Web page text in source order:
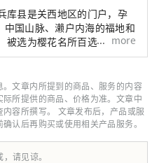
库县是关西地区的门户，孕
中国山脉、濑户内海的福地和
六甲山的全景夜景等，有许多
词，是日本顶级牛肉之一，
锦”则是让您舌头惊喜的宝
。在大自然的包围下，您可以
动感声音等，您可以听到令
more
文章内所提到的商品、服务的内容
所提供的商品、价格为准。文章中
容所撰写。 文章发布后，产品或服
认后再购买或使用相关产品服务。
请见谅。